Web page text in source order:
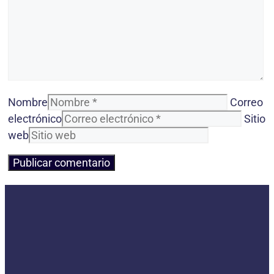
Nombre
Correo
electrónico
Sitio
web